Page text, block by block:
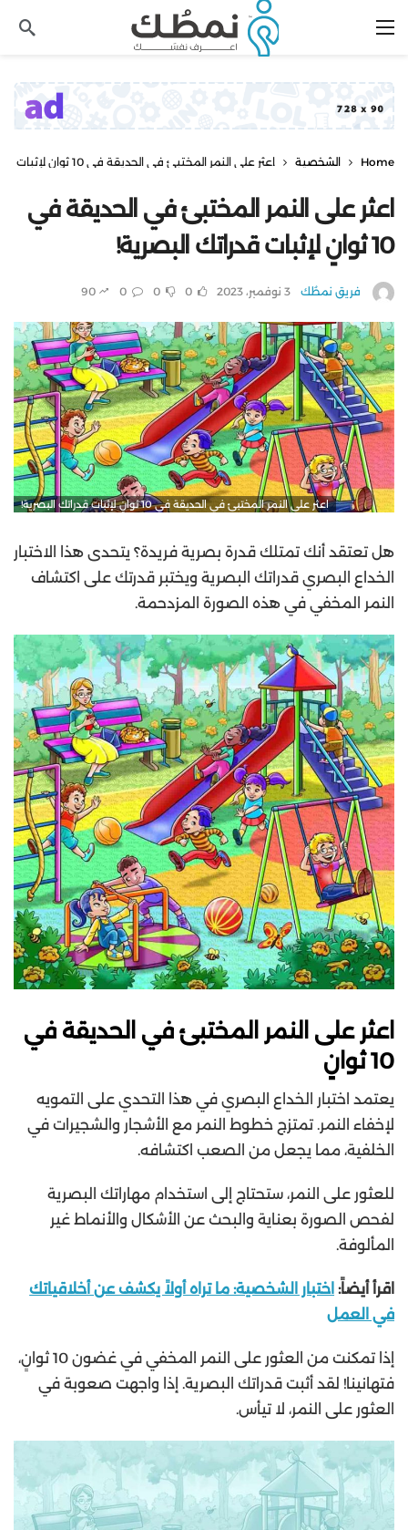
Home الشخصية اعثر على النمر المختبئ في الحديقة في 10 ثوانٍ لإثبات قدراتك البصرية!
اعثر على النمر المختبئ في الحديقة في
10 ثوانٍ لإثبات قدراتك البصرية!
فريق نمطُك 3 نوفمبر، 2023 0
0
0
90
اعثر على النمر المختبئ في الحديقة في 10 ثوانٍ لإثبات قدراتك البصرية!
هل تعتقد أنك تمتلك قدرة بصرية فريدة؟ يتحدى هذا الاختبار
الخداع البصري قدراتك البصرية ويختبر قدرتك على اكتشاف
النمر المخفي في هذه الصورة المزدحمة.
اعثر على النمر المختبئ في الحديقة في
10 ثوانٍ
يعتمد اختبار الخداع البصري في هذا التحدي على التمويه
لإخفاء النمر. تمتزج خطوط النمر مع الأشجار والشجيرات في
الخلفية، مما يجعل من الصعب اكتشافه.
للعثور على النمر، ستحتاج إلى استخدام مهاراتك البصرية
لفحص الصورة بعناية والبحث عن الأشكال والأنماط غير
المألوفة.
اقرأ أيضاً: اختبار الشخصية: ما تراه أولاً يكشف عن أخلاقياتك
في العمل
إذا تمكنت من العثور على النمر المخفي في غضون 10 ثوانٍ،
فتهانينا! لقد أثبت قدراتك البصرية. إذا واجهت صعوبة في
العثور على النمر، لا تيأس.